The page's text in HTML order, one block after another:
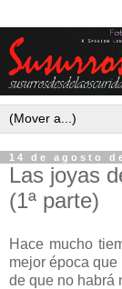
14 de agosto
Las joyas
(1ª parte)
Hace mucho
mejor época
de que no habrá